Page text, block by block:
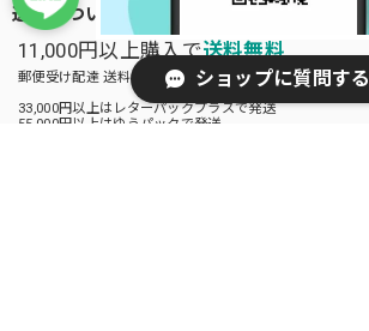
送料について
11,000円以上購入で送料無料
郵便受け配達 送料全国一律390円
33,000円以上はレターパックプラスで発送
55,000円以上はゆうパックで発送
ショップに質問する